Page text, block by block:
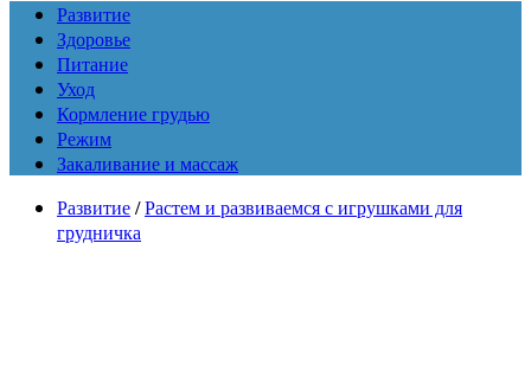
Развитие
Здоровье
Питание
Уход
Кормление грудью
Режим
Закаливание и массаж
Развитие/Растем и развиваемся с игрушками для
грудничка